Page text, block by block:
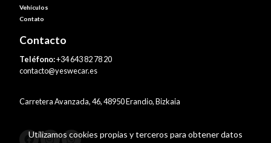
Vehículos
Contato
Contacto
Teléfono:+34 643 82 78 20
contacto@yeswecar.es
Carretera Avanzada, 46, 48950 Erandio, Bizkaia
Utilizamos cookies propias y terceros para obtener datos